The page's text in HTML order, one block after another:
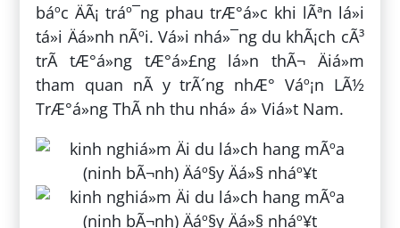
báº­c ÄÃ¡ tráº¯ng phau trÆ°á»c khi lÃªn lá»i
tá»i Äá»nh nÃºi. Vá»i nhá»¯ng du khÃ¡ch cÃ³
trÃ­ tÆ°á»ng tÆ°á»£ng lá»n thÃ¬ Äiá»m
tham quan nÃ y trÃ´ng nhÆ° Váº¡n LÃ½
TrÆ°á»ng ThÃ nh thu nhá» á» Viá»t Nam.